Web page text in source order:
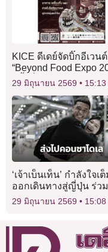
KICE ดีเดย์จัดบิ๊กอีเวนต์
“Beyond Food Expo
ครั้งที่ 4
29 มิถุนายน 2569 15:13
‘เจ้าเบ็นเท็น’ กำลังใจเต็
ออกเดินทางสู่ญี่ปุ่น ร่วม
‘คอนซาโดเล’
29 มิถุนายน 2569 15:08